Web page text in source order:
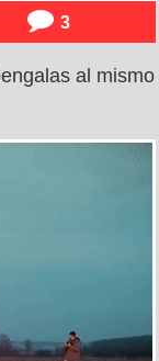
3
al mismo